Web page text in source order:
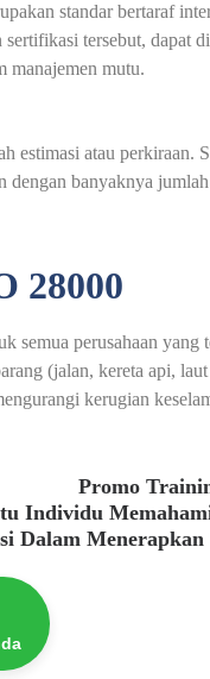
standar bertaraf
tersebut, dapat
manajemen mutu.
estimasi atau perkiraan.
dengan banyaknya
28000
semua perusahaan
(jalan, kereta api,
kerugian
Promo
Individu
Dalam